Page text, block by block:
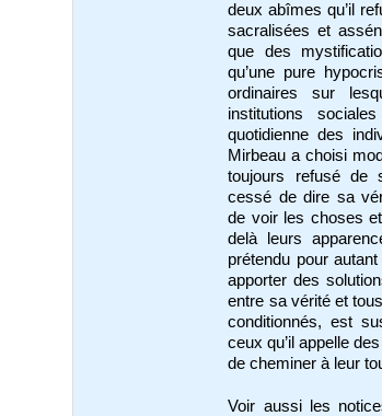
deux abîmes qu’il
sacralisées et
que des
qu’une pure
ordinaires sur
institutions
quotidienne des
Mirbeau a choisi
toujours refusé de
cessé de dire sa
de voir les choses
delà leurs
prétendu pour
apporter des
entre sa vérité et
conditionnés, est
ceux qu’il appelle
de cheminer à leur
Voir aussi les